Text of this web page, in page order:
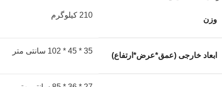
وزن
210 کیلوگرم
ابعاد خارجی (عمق*عرض*ارتفاع)
35 * 45 * 102 سانتی متر